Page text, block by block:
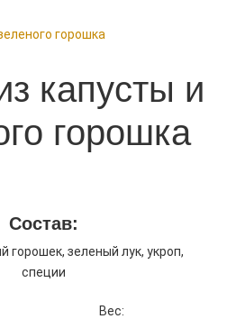
капусты и
горошка
Состав:
горошек, зеленый лук, укроп,
специи
Вес: